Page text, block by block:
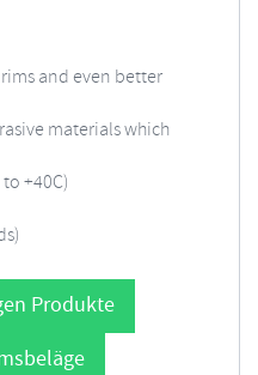
and even better
materials which
+40C)
Produkte